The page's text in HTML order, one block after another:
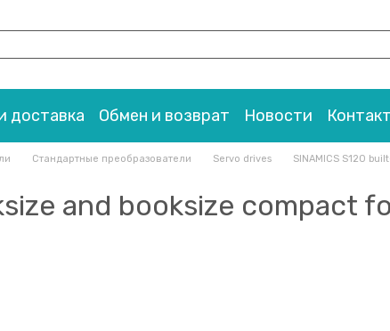
доставка Обмен и возврат Новости
Стандартные преобразователи Servo drives SINAMICS S120
and booksize compact